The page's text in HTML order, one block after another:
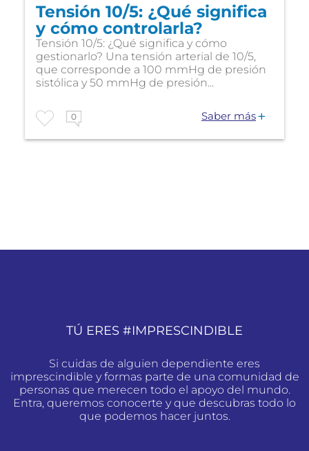
Tensión 10/5: ¿Qué significa
y cómo controlarla?
Tensión 10/5: ¿Qué significa y cómo
gestionarlo? Una tensión arterial de 10/5,
que corresponde a 100 mmHg de presión
sistólica y 50 mmHg de presión...
0 Saber más
TÚ ERES #IMPRESCINDIBLE
Si cuidas de alguien dependiente eres
imprescindible y formas parte de una comunidad de
personas que merecen todo el apoyo del mundo.
Entra, queremos conocerte y que descubras todo lo
que podemos hacer juntos.